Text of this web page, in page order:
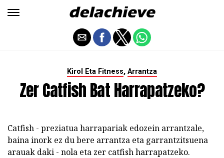
Kirol Eta Fitness, Arrantza
Zer Catfish Bat Harrapatzeko?
Catfish - preziatua harrapariak edozein arrantzale,
baina inork ez du bere arrantza eta garrantzitsuena
arauak daki - nola eta zer catfish harrapatzeko.